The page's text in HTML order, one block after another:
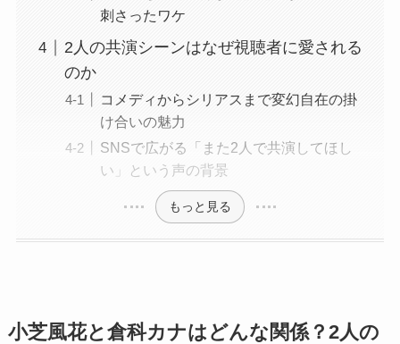
刺さったワケ
2人の共演シーンはなぜ視聴者に愛される
のか
コメディからシリアスまで変幻自在の掛
け合いの魅力
SNSで広がる「また2人で共演してほし
い」という声の背景
もっと見る
小芝風花と倉科カナはどんな関係？2人の